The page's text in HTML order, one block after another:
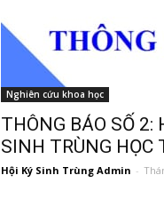
Nghiên cứu khoa học
THÔNG BÁO SỐ 2:
SINH TRÙNG HỌC
Hội Ký Sinh Trùng Admin -